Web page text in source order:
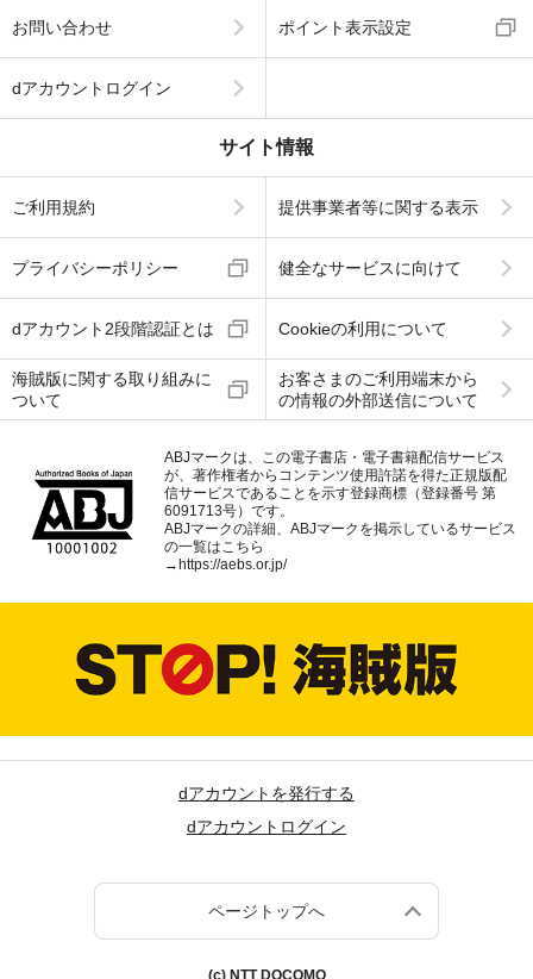
お問い合わせ ポイント表示設定
dアカウントログイン
サイト情報
ご利用規約 提供事業者等に関する表示
プライバシーポリシー 健全なサービスに向けて
dアカウント2段階認証とは Cookieの利用について
海賊版に関する取り組みに
ついて
お客さまのご利用端末から
の情報の外部送信について
ABJマークは、この電子書店・電子書籍配信サービス
が、著作権者からコンテンツ使用許諾を得た正規版配
信サービスであることを示す登録商標（登録番号 第
6091713号）です。
ABJマークの詳細、ABJマークを掲示しているサービス
の一覧はこちら
→ https://aebs.or.jp/
dアカウントを発行する
dアカウントログイン
ページトップへ